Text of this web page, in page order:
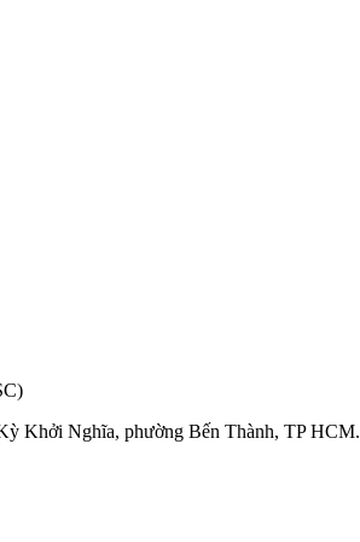
Khởi Nghĩa, phường Bến Thành, TP HCM.